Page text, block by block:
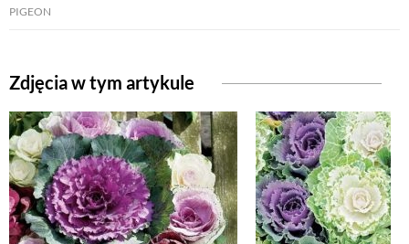
PIGEON
Zdjęcia w tym artykule
ZWIERZĘTA W NATURZE
GRZYBY
KRAJOBRAZ